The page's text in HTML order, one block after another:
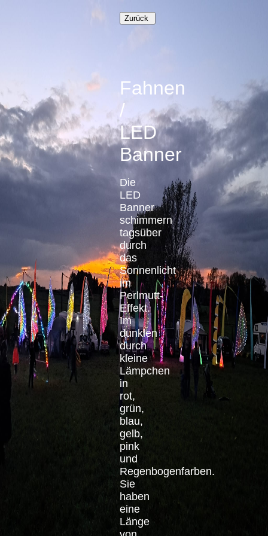
Fahnen
/
LED
Banner
Die
LED
Banner
schimmern
tagsüber
durch
das
Sonnenlicht
im
Perlmutt-
Effekt.
Im
dunklen
durch
kleine
Lämpchen
in
rot,
grün,
blau,
gelb,
pink
und
Regenbogenfarben.
Sie
haben
eine
Länge